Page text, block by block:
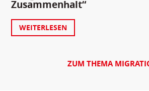
Zusammenhalt“
WEITERLESEN
ZUM THEMA